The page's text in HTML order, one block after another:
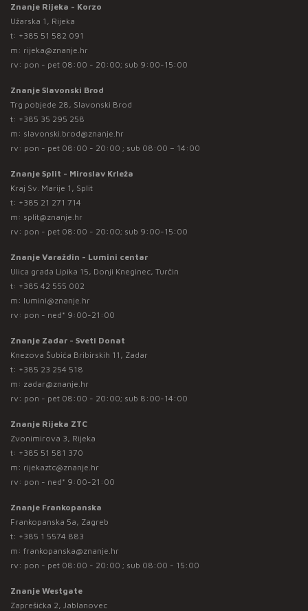
Znanje Rijeka - Korzo
Užarska 1, Rijeka
t: +385 51 582 091
m: rijeka@znanje.hr
rv: pon - pet 08:00 - 20:00; sub 9:00-15:00
Znanje Slavonski Brod
Trg pobjede 28, Slavonski Brod
t: +385 35 295 258
m: slavonski.brod@znanje.hr
rv: pon - pet 08:00 - 20:00 ; sub 08:00 – 14:00
Znanje Split - Miroslav Krleža
Kraj Sv. Marije 1, Split
t: +385 21 271 714
m: split@znanje.hr
rv: pon - pet 08:00 - 20:00; sub 9:00-15:00
Znanje Varaždin - Lumini centar
Ulica grada Lipika 15, Donji Kneginec, Turčin
t: +385 42 555 002
m: lumini@znanje.hr
rv: pon - ned* 9:00-21:00
Znanje Zadar - Sveti Donat
Knezova Šubića Bribirskih 11, Zadar
t: +385 23 254 518
m: zadar@znanje.hr
rv: pon - pet 08:00 - 20:00; sub 8:00-14:00
Znanje Rijeka ZTC
Zvonimirova 3, Rijeka
t: +385 51 581 370
m: rijekaztc@znanje.hr
rv: pon - ned* 9:00-21:00
Znanje Frankopanska
Frankopanska 5a, Zagreb
t: +385 1 5574 883
m: frankopanska@znanje.hr
rv: pon - pet 08:00 - 20:00 ; sub 08:00 - 15:00
Znanje Westgate
Zaprešićka 2, Jablanovec